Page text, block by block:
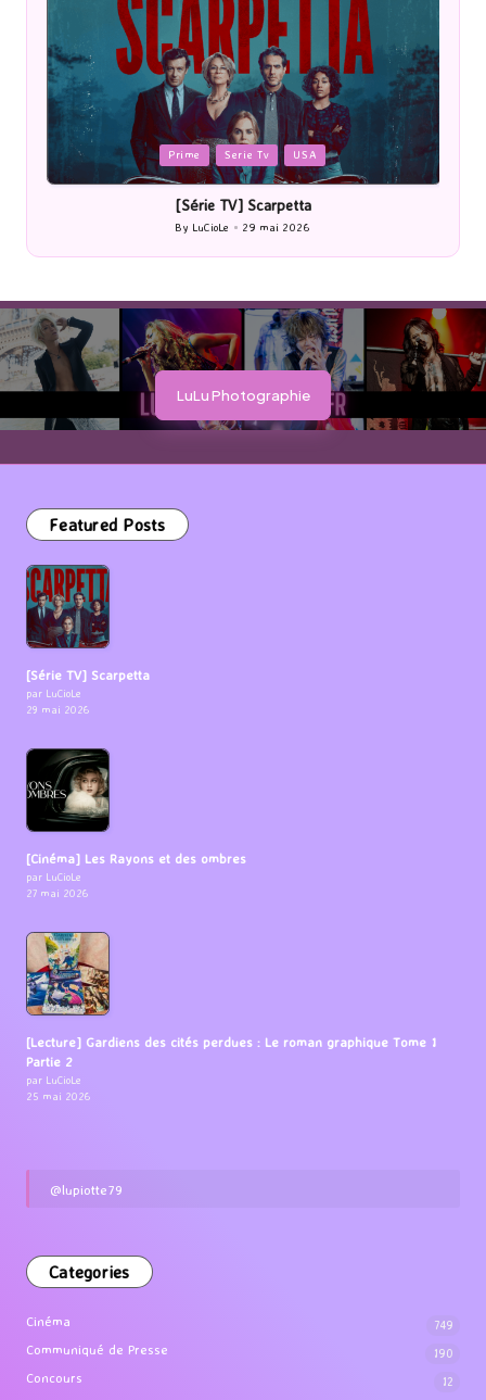
Posted
in
Cinéma
[Cinéma] Les Rayons et des ombres
Posted
by
ByLuCioLe
LuLu Photographie
Featured Posts
[Série TV] Scarpetta
par LuCioLe
29 mai 2026
[Cinéma] Les Rayons et des ombres
par LuCioLe
27 mai 2026
[Lecture] Gardiens des cités perdues : Le roman graphique Tome 1
Partie 2
par LuCioLe
25 mai 2026
@lupiotte79
Categories
Cinéma 749
Communiqué de Presse 190
Concours 12